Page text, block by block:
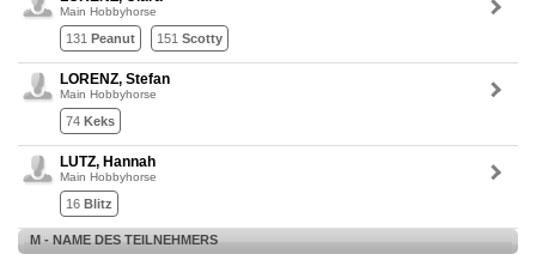
Main Hobbyhorse
131 Peanut 151 Scotty
LORENZ, Stefan
Main Hobbyhorse
74 Keks
LUTZ, Hannah
Main Hobbyhorse
16 Blitz
M - NAME DES TEILNEHMERS